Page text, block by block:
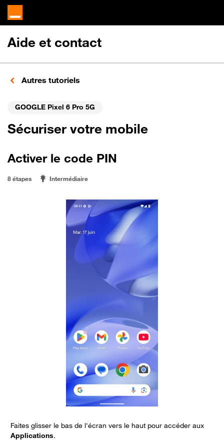
Aide et contact
Autres tutoriels
GOOGLE Pixel 6 Pro 5G
Sécuriser votre mobile
Activer le code PIN
8 étapes Intermédiaire
Faites glisser le bas de l'écran vers le haut pour accéder aux
Applications.